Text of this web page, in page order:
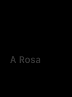
A Rosa